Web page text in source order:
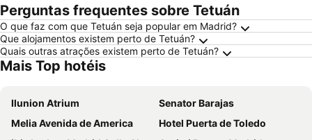
Perguntas frequentes sobre Tetuán
O que faz com que Tetuán seja popular em Madrid?
Que alojamentos existem perto de Tetuán?
Quais outras atrações existem perto de Tetuán?
Mais Top hotéis
Ilunion Atrium
Senator Barajas
Melia Avenida de America
Hotel Puerta de Toledo